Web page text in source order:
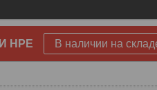
HPE В наличии на